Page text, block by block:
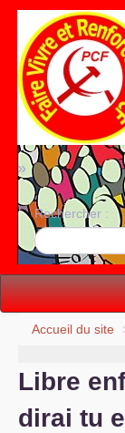
»
Rechercher :
Vie politique
Accueil du site
Libre
dirai tu